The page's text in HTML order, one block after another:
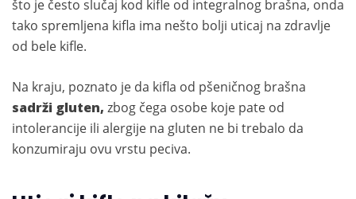
što je često slučaj kod kifle od integralnog brašna, onda
tako spremljena kifla ima nešto bolji uticaj na zdravlje
od bele kifle.
Na kraju, poznato je da kifla od pšeničnog brašna
sadrži gluten, zbog čega osobe koje pate od
intolerancije ili alergije na gluten ne bi trebalo da
konzumiraju ovu vrstu peciva.